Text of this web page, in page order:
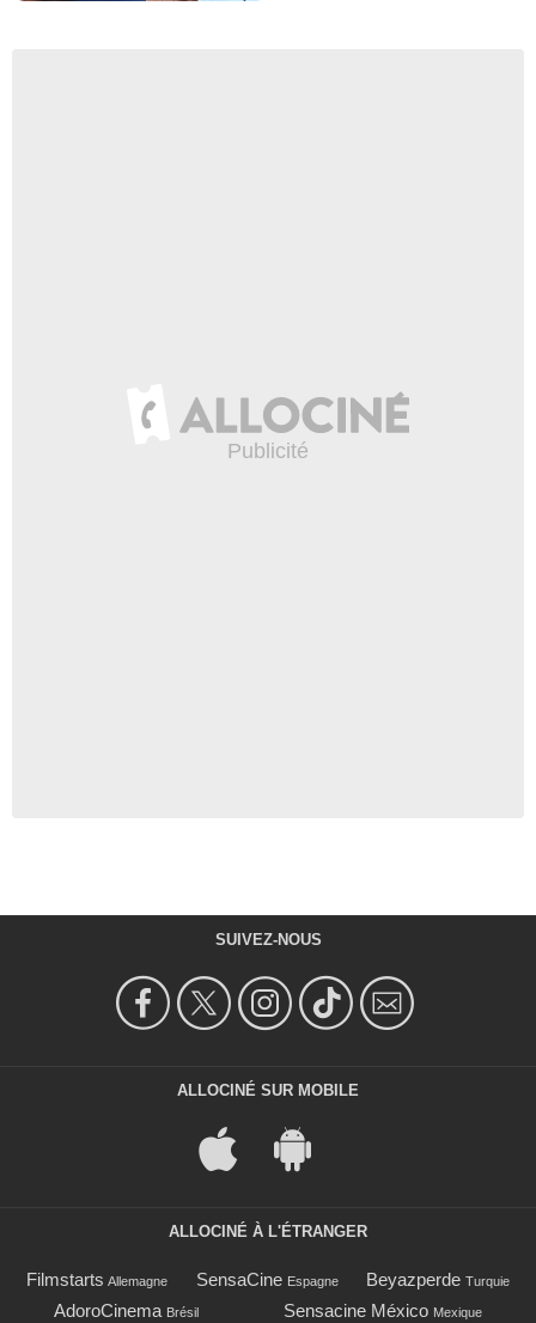
SUIVEZ-NOUS
ALLOCINÉ SUR MOBILE
ALLOCINÉ À L'ÉTRANGER
Filmstarts Allemagne SensaCine Espagne Beyazperde Turquie
AdoroCinema Brésil Sensacine México Mexique